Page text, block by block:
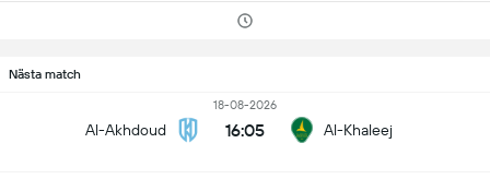
Nästa match
Al-Akhdoud
18-08-2026
16:05 Al-Khaleej